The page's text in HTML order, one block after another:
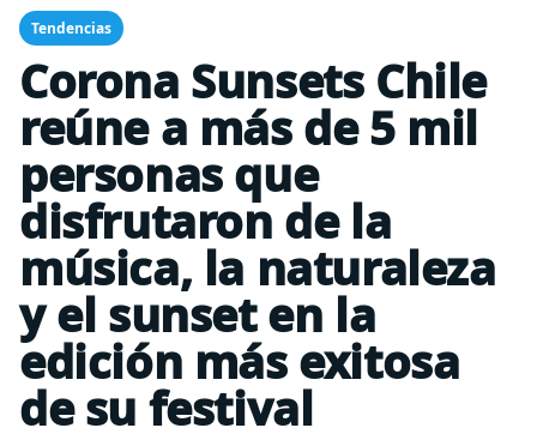
Tendencias
Corona Sunsets Chile
reúne a más de 5 mil
personas que
disfrutaron de la
música, la naturaleza
y el sunset en la
edición más exitosa
de su festival